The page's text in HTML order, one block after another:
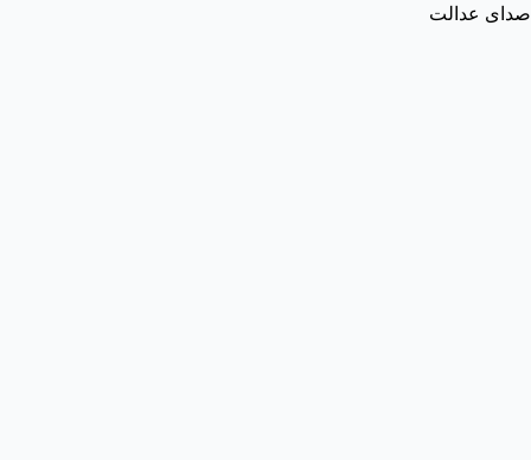
صدای عدالت